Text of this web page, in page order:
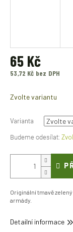
65 Kč
53,72 Kč bez DPH
cena:
Zvolte variantu
Varianta
Originální tmavě
armády.
Detailní informace